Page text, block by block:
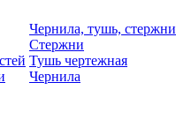
Чернила, тушь, стержни
Стержни
Тушь чертежная
Чернила